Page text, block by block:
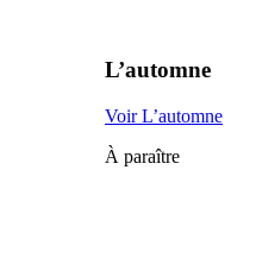
L’automne
Voir L’automne
À paraître